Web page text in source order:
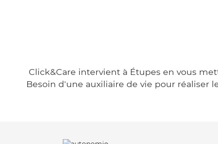
Click&Care intervient à Étupes en vous
Besoin d'une auxiliaire de vie pour réaliser